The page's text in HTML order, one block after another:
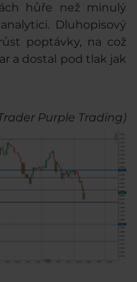
hůře než minulý
Dluhopisový
poptávky, na což
a dostal pod tlak jak
Purple Trading)